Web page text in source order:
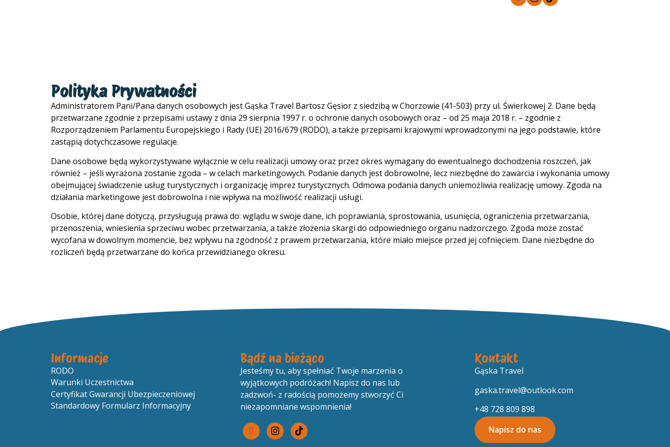
Polityka Prywatności
Administratorem Pani/Pana danych osobowych jest Gąska Travel Bartosz Gęsior z siedzibą w Chorzowie (41-503) przy ul. Świerkowej 2. Dane będą
przetwarzane zgodnie z przepisami ustawy z dnia 29 sierpnia 1997 r. o ochronie danych osobowych oraz – od 25 maja 2018 r. – zgodnie z
Rozporządzeniem Parlamentu Europejskiego i Rady (UE) 2016/679 (RODO), a także przepisami krajowymi wprowadzonymi na jego podstawie, które
zastąpią dotychczasowe regulacje.
Dane osobowe będą wykorzystywane wyłącznie w celu realizacji umowy oraz przez okres wymagany do ewentualnego dochodzenia roszczeń, jak
również – jeśli wyrażona zostanie zgoda – w celach marketingowych. Podanie danych jest dobrowolne, lecz niezbędne do zawarcia i wykonania umowy
obejmującej świadczenie usług turystycznych i organizację imprez turystycznych. Odmowa podania danych uniemożliwia realizację umowy. Zgoda na
działania marketingowe jest dobrowolna i nie wpływa na możliwość realizacji usługi.
Osobie, której dane dotyczą, przysługują prawa do: wglądu w swoje dane, ich poprawiania, sprostowania, usunięcia, ograniczenia przetwarzania,
przenoszenia, wniesienia sprzeciwu wobec przetwarzania, a także złożenia skargi do odpowiedniego organu nadzorczego. Zgoda może zostać
wycofana w dowolnym momencie, bez wpływu na zgodność z prawem przetwarzania, które miało miejsce przed jej cofnięciem. Dane niezbędne do
rozliczeń będą przetwarzane do końca przewidzianego okresu.
Informacje
RODO
Warunki Uczestnictwa
Certyfikat Gwarancji Ubezpieczeniowej
Standardowy Formularz Informacyjny
Bądź na bieżąco
Jesteśmy tu, aby spełniać Twoje marzenia o
wyjątkowych podróżach! Napisz do nas lub
zadzwoń- z radością pomożemy stworzyć Ci
niezapomniane wspomnienia!
Kontakt
Gąska Travel
gaska.travel@outlook.com
+48 728 809 898
Napisz do nas